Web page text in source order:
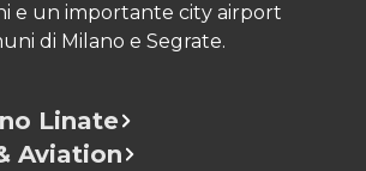
e un importante city airport
di Milano e Segrate.
Linate
Aviation